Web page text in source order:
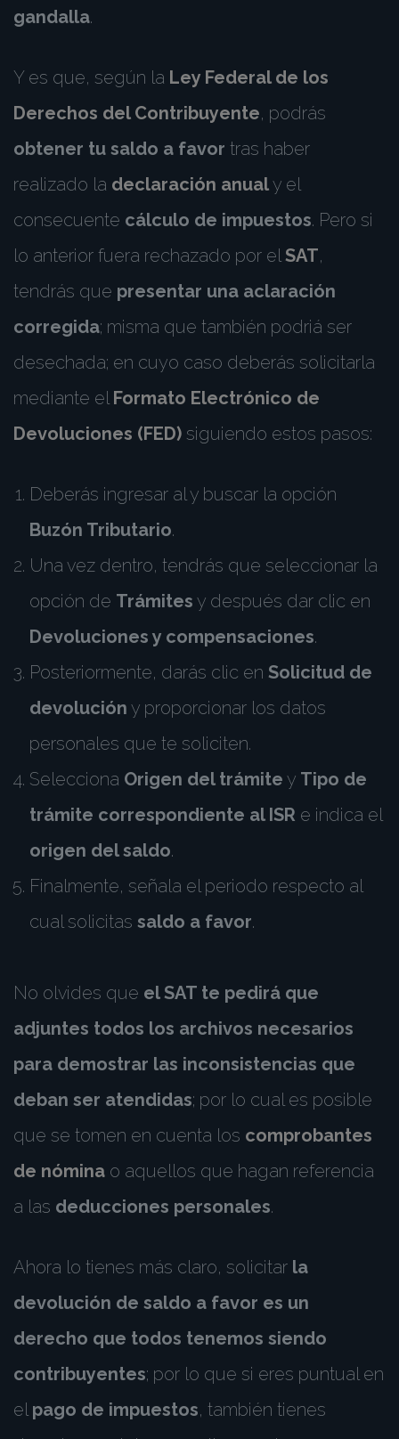
gandalla.
Y es que, según la Ley Federal de los
Derechos del Contribuyente, podrás
obtener tu saldo a favor tras haber
realizado la declaración anualy el
consecuente cálculo de impuestos. Pero si
lo anterior fuera rechazado por elSAT,
tendrás que presentar una aclaración
corregida; misma que también podriá ser
desechada; en cuyo caso deberás solicitarla
mediante el Formato Electrónico de
Devoluciones (FED) siguiendo estos pasos:
Deberás ingresar aly buscar la opción
Buzón Tributario.
Una vez dentro, tendrás que seleccionar la
opción de Trámites y después dar clic en
Devoluciones y compensaciones.
Posteriormente, darás clic en Solicitud de
devolución y proporcionar los datos
personales que te soliciten.
Selecciona Origen del trámite y Tipo de
trámite correspondiente al ISR e indica el
origen del saldo.
Finalmente, señala el periodo respecto al
cual solicitassaldo a favor.
No olvides que el SAT te pedirá que
adjuntes todos los archivos necesarios
para demostrar las inconsistencias que
deban ser atendidas; por lo cual es posible
que se tomen en cuenta los comprobantes
de nómina o aquellos que hagan referencia
a las deducciones personales.
Ahora lo tienes más claro, solicitar la
devolución de saldo a favor es un
derecho que todos tenemos siendo
contribuyentes; por lo que si eres puntual en
el pago de impuestos, también tienes